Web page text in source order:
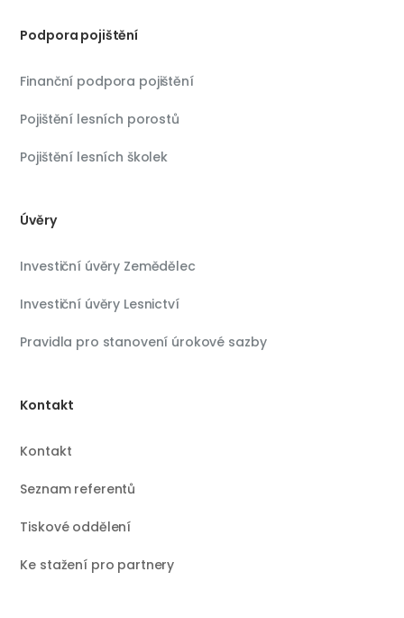
Podpora pojištění
Finanční podpora pojištění
Pojištění lesních porostů
Pojištění lesních školek
Úvěry
Investiční úvěry Zemědělec
Investiční úvěry Lesnictví
Pravidla pro stanovení úrokové sazby
Kontakt
Kontakt
Seznam referentů
Tiskové oddělení
Ke stažení pro partnery